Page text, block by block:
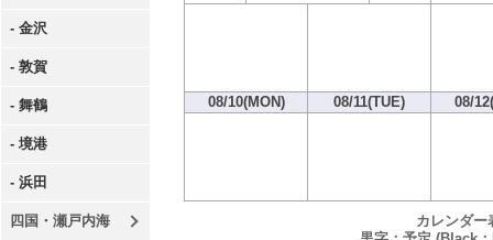
- 金沢
- 敦賀
- 舞鶴
- 境港
- 浜田
四国・瀬戸内海
08/10(MON) 08/11(TUE) 08/
カレンダー